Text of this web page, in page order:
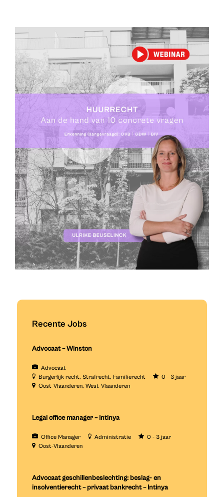
Recente Jobs
Advocaat – Winston
Advocaat
Burgerlijk recht Strafrecht Familierecht
0 - 3 jaar
Oost-Vlaanderen West-Vlaanderen
Legal office manager – Intinya
Office Manager Administratie
0 - 3 jaar
Oost-Vlaanderen
Advocaat geschillenbeslechting: beslag- en
insolventierecht – privaat bankrecht – Intinya